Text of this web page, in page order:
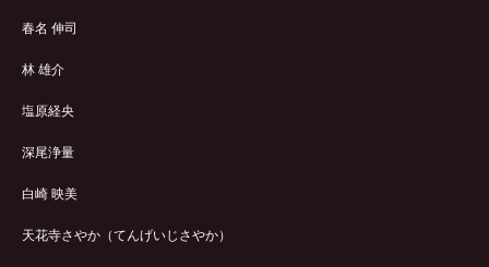
春名 伸司
林 雄介
塩原経央
深尾浄量
白崎 映美
天花寺さやか（てんげいじさやか）